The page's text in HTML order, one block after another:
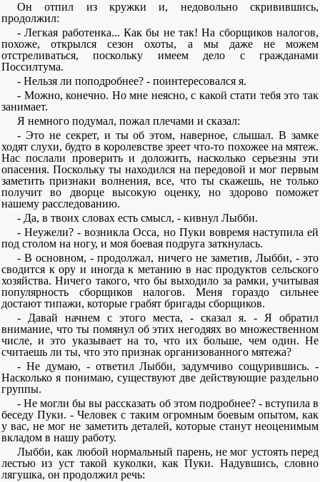
Он отпил из кружки и, недовольно скривившись,
продолжил:
- Легкая работенка... Как бы не так! На сборщиков налогов,
похоже, открылся сезон охоты, а мы даже не можем
отстреливаться, поскольку имеем дело с гражданами
Поссилтума.
- Нельзя ли поподробнее? - поинтересовался я.
- Можно, конечно. Но мне неясно, с какой стати тебя это так
занимает.
Я немного подумал, пожал плечами и сказал:
- Это не секрет, и ты об этом, наверное, слышал. В замке
ходят слухи, будто в королевстве зреет что-то похожее на мятеж.
Нас послали проверить и доложить, насколько серьезны эти
опасения. Поскольку ты находился на передовой и мог первым
заметить признаки волнения, все, что ты скажешь, не только
получит во дворце высокую оценку, но здорово поможет
нашему расследованию.
- Да, в твоих словах есть смысл, - кивнул Лыбби.
- Неужели? - возникла Осса, но Пуки вовремя наступила ей
под столом на ногу, и моя боевая подруга заткнулась.
- В основном, - продолжал, ничего не заметив, Лыбби, - это
сводится к ору и иногда к метанию в нас продуктов сельского
хозяйства. Ничего такого, что бы выходило за рамки, учитывая
популярность сборщиков налогов. Меня гораздо сильнее
достают типажи, которые грабят бригады сборщиков.
- Давай начнем с этого места, - сказал я. - Я обратил
внимание, что ты помянул об этих негодяях во множественном
числе, и это указывает на то, что их больше, чем один. Не
считаешь ли ты, что это признак организованного мятежа?
- Не думаю, - ответил Лыбби, задумчиво сощурившись. -
Насколько я понимаю, существуют две действующие раздельно
группы.
- Не могли бы вы рассказать об этом подробнее? - вступила в
беседу Пуки. - Человек с таким огромным боевым опытом, как
у вас, не мог не заметить деталей, которые станут неоценимым
вкладом в нашу работу.
Лыбби, как любой нормальный парень, не мог устоять перед
лестью из уст такой куколки, как Пуки. Надувшись, словно
лягушка, он продолжил речь: